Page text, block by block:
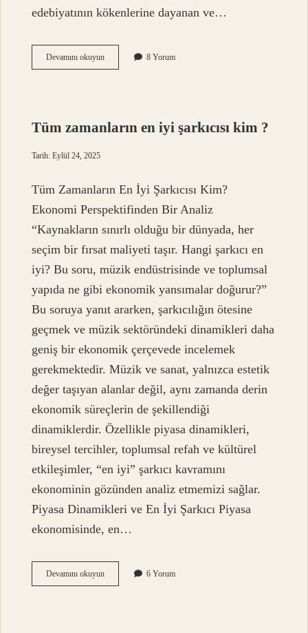
edebiyatının kökenlerine dayanan ve…
Devamını okuyunGazel
nedir
8 Yorum
Tüm zamanların en iyi şarkıcısı kim ?
Tarih: Eylül 24, 2025
Tüm Zamanların En İyi Şarkıcısı Kim?
Ekonomi Perspektifinden Bir Analiz
“Kaynakların sınırlı olduğu bir dünyada, her
seçim bir fırsat maliyeti taşır. Hangi şarkıcı en
iyi? Bu soru, müzik endüstrisinde ve toplumsal
yapıda ne gibi ekonomik yansımalar doğurur?”
Bu soruya yanıt ararken, şarkıcılığın ötesine
geçmek ve müzik sektöründeki dinamikleri daha
geniş bir ekonomik çerçevede incelemek
gerekmektedir. Müzik ve sanat, yalnızca estetik
değer taşıyan alanlar değil, aynı zamanda derin
ekonomik süreçlerin de şekillendiği
dinamiklerdir. Özellikle piyasa dinamikleri,
bireysel tercihler, toplumsal refah ve kültürel
etkileşimler, “en iyi” şarkıcı kavramını
ekonominin gözünden analiz etmemizi sağlar.
Piyasa Dinamikleri ve En İyi Şarkıcı Piyasa
ekonomisinde, en…
Devamını okuyunTüm
zamanların
6 Yorum